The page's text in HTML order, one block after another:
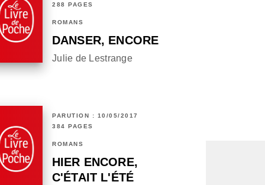
288 PAGES
ROMANS
DANSER, ENCORE
Julie de Lestrange
PARUTION : 10/05/2017
384 PAGES
ROMANS
HIER ENCORE,
C'ÉTAIT L'ÉTÉ